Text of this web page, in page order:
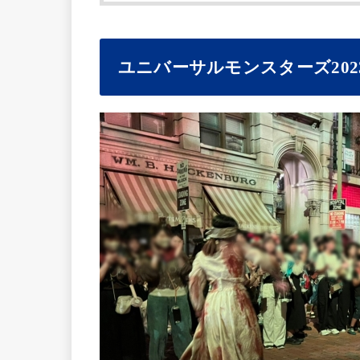
ユニバーサルモンスターズ